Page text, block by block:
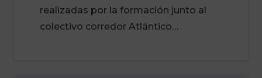
realizadas por la formación junto al
colectivo corredor Atlántico…